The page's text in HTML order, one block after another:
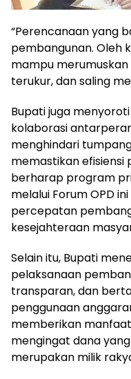
“Perencanaan yang
pembangunan. Oleh
mampu
terukur, dan saling
Bupati juga
kolaborasi
menghindari
memastikan efisiensi
berharap program
melalui Forum OPD
percepatan
kesejahteraan
Selain itu, Bupati
pelaksanaan
transparan, dan
penggunaan
memberikan
mengingat dana
merupakan milik